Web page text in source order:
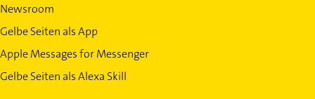
Newsroom
Gelbe Seiten als App
Apple Messages for Messenger
Gelbe Seiten als Alexa Skill